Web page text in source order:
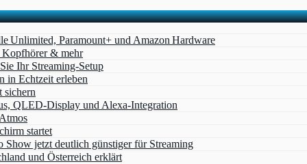
Unlimited, Paramount+ und Amazon Hardware
Kopfhörer & mehr
Ihr Streaming-Setup
in Echtzeit erleben
sichern
QLED‑Display und Alexa‑Integration
startet
jetzt deutlich günstiger für Streaming
und Österreich erklärt